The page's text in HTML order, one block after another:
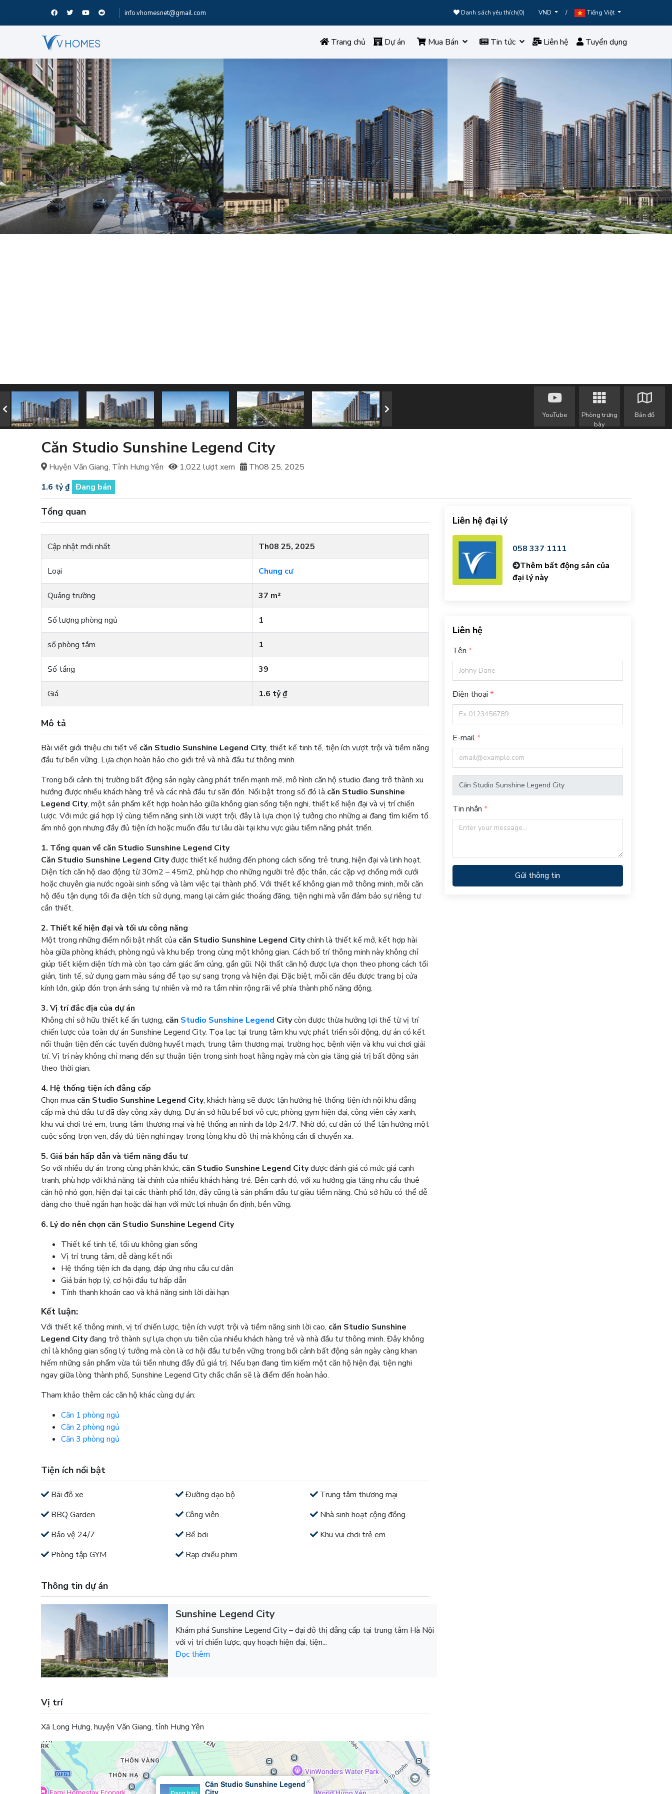
info.vhomesnet@gmail.com Danh sách yêu thích(0) VND / Tiếng Việt
Trang chủ Dự án Mua Bán Tin tức Liên hệ Tuyển dụng
YouTube
Phòng trưng
bày
Bản đồ
Căn Studio Sunshine Legend City
Huyện Văn Giang, Tỉnh Hưng Yên 1,022 lượt xem
Th08 25, 2025
1.6 tỷ ₫ Đang bán
Tổng quan
Cập nhật mới nhất Th08 25, 2025
Loại Chung cư
Quảng trường 37 m²
Số lượng phòng ngủ 1
số phòng tắm 1
Số tầng 39
Giá 1.6 tỷ ₫
Mô tả
Bài viết giới thiệu chi tiết về căn Studio Sunshine Legend City, thiết kế tinh tế, tiện ích vượt trội và tiềm năng
đầu tư bền vững. Lựa chọn hoàn hảo cho giới trẻ và nhà đầu tư thông minh.
Trong bối cảnh thị trường bất động sản ngày càng phát triển mạnh mẽ, mô hình căn hộ studio đang trở thành xu
hướng được nhiều khách hàng trẻ và các nhà đầu tư săn đón. Nổi bật trong số đó là căn Studio Sunshine
Legend City, một sản phẩm kết hợp hoàn hảo giữa không gian sống tiện nghi, thiết kế hiện đại và vị trí chiến
lược. Với mức giá hợp lý cùng tiềm năng sinh lời vượt trội, đây là lựa chọn lý tưởng cho những ai đang tìm kiếm tổ
ấm nhỏ gọn nhưng đầy đủ tiện ích hoặc muốn đầu tư lâu dài tại khu vực giàu tiềm năng phát triển.
1. Tổng quan về căn Studio Sunshine Legend City
Căn Studio Sunshine Legend Cityđược thiết kế hướng đến phong cách sống trẻ trung, hiện đại và linh hoạt.
Diện tích căn hộ dao động từ 30m2 – 45m2, phù hợp cho những người trẻ độc thân, các cặp vợ chồng mới cưới
hoặc chuyên gia nước ngoài sinh sống và làm việc tại thành phố. Với thiết kế không gian mở thông minh, mỗi căn
hộ đều tận dụng tối đa diện tích sử dụng, mang lại cảm giác thoáng đãng, tiện nghi mà vẫn đảm bảo sự riêng tư
cần thiết.
2. Thiết kế hiện đại và tối ưu công năng
Một trong những điểm nổi bật nhất của căn Studio Sunshine Legend Citychính là thiết kế mở, kết hợp hài
hòa giữa phòng khách, phòng ngủ và khu bếp trong cùng một không gian. Cách bố trí thông minh này không chỉ
giúp tiết kiệm diện tích mà còn tạo cảm giác ấm cúng, gần gũi. Nội thất căn hộ được lựa chọn theo phong cách tối
giản, tinh tế, sử dụng gam màu sáng để tạo sự sang trọng và hiện đại. Đặc biệt, mỗi căn đều được trang bị cửa
kính lớn, giúp đón trọn ánh sáng tự nhiên và mở ra tầm nhìn rộng rãi về phía thành phố năng động.
3. Vị trí đắc địa của dự án
Không chỉ sở hữu thiết kế ấn tượng, căn Studio Sunshine Legend Citycòn được thừa hưởng lợi thế từ vị trí
chiến lược của toàn dự án Sunshine Legend City. Tọa lạc tại trung tâm khu vực phát triển sôi động, dự án có kết
nối thuận tiện đến các tuyến đường huyết mạch, trung tâm thương mại, trường học, bệnh viện và khu vui chơi giải
trí. Vị trí này không chỉ mang đến sự thuận tiện trong sinh hoạt hằng ngày mà còn gia tăng giá trị bất động sản
theo thời gian.
4. Hệ thống tiện ích đẳng cấp
Chọn mua căn Studio Sunshine Legend City, khách hàng sẽ được tận hưởng hệ thống tiện ích nội khu đẳng
cấp mà chủ đầu tư đã dày công xây dựng. Dự án sở hữu bể bơi vô cực, phòng gym hiện đại, công viên cây xanh,
khu vui chơi trẻ em, trung tâm thương mại và hệ thống an ninh đa lớp 24/7. Nhờ đó, cư dân có thể tận hưởng một
cuộc sống trọn vẹn, đầy đủ tiện nghi ngay trong lòng khu đô thị mà không cần di chuyển xa.
5. Giá bán hấp dẫn và tiềm năng đầu tư
So với nhiều dự án trong cùng phân khúc, căn Studio Sunshine Legend Cityđược đánh giá có mức giá cạnh
tranh, phù hợp với khả năng tài chính của nhiều khách hàng trẻ. Bên cạnh đó, với xu hướng gia tăng nhu cầu thuê
căn hộ nhỏ gọn, hiện đại tại các thành phố lớn, đây cũng là sản phẩm đầu tư giàu tiềm năng. Chủ sở hữu có thể dễ
dàng cho thuê ngắn hạn hoặc dài hạn với mức lợi nhuận ổn định, bền vững.
6. Lý do nên chọn căn Studio Sunshine Legend City
Thiết kế tinh tế, tối ưu không gian sống
Vị trí trung tâm, dễ dàng kết nối
Hệ thống tiện ích đa dạng, đáp ứng nhu cầu cư dân
Giá bán hợp lý, cơ hội đầu tư hấp dẫn
Tính thanh khoản cao và khả năng sinh lời dài hạn
Kết luận:
Với thiết kế thông minh, vị trí chiến lược, tiện ích vượt trội và tiềm năng sinh lời cao, căn Studio Sunshine
Legend Cityđang trở thành sự lựa chọn ưu tiên của nhiều khách hàng trẻ và nhà đầu tư thông minh. Đây không
chỉ là không gian sống lý tưởng mà còn là cơ hội đầu tư bền vững trong bối cảnh bất động sản ngày càng khan
hiếm những sản phẩm vừa túi tiền nhưng đầy đủ giá trị. Nếu bạn đang tìm kiếm một căn hộ hiện đại, tiện nghi
ngay giữa lòng thành phố, Sunshine Legend City chắc chắn sẽ là điểm đến hoàn hảo.
Tham khảo thêm các căn hộ khác cùng dự án:
Căn 1 phòng ngủ
Căn 2 phòng ngủ
Căn 3 phòng ngủ
Tiện ích nổi bật
Bãi đỗ xe Đường dạo bộ
Trung tâm thương mại
BBQ Garden
Công viên
Nhà sinh hoạt cộng đồng
Bảo vệ 24/7
Bể bơi
Khu vui chơi trẻ em
Phòng tập GYM
Rạp chiếu phim
Thông tin dự án
Sunshine Legend City
Khám phá Sunshine Legend City – đại đô thị đẳng cấp tại trung tâm Hà Nội
với vị trí chiến lược, quy hoạch hiện đại, tiện...
Đọc thêm
Vị trí
Xã Long Hưng, huyện Văn Giang, tỉnh Hưng Yên
Căn Studio Sunshine Legend
City
×
Liên hệ đại lý
058 337 1111
Thêm bất động sản của
đại lý này
Liên hệ
Tên
Điện thoại
E-mail
Tin nhắn
Gửi thông tin